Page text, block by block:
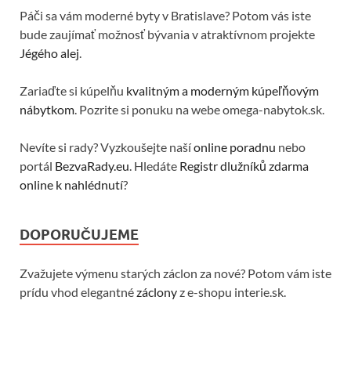
Páči sa vám moderné byty v Bratislave? Potom vás iste
bude zaujímať možnosť bývania v atraktívnom projekte
Jégého alej
Zariaďte si kúpelňu kvalitným a moderným kúpeľňovým
nábytkom . Pozrite si ponuku na webe omega-nabytok.sk.
Nevíte si rady? Vyzkoušejte našíonline poradnu nebo
portál BezvaRady.eu . Hledáte Registr dlužníků zdarma
online k nahlédnutí?
DOPORUČUJEME
Zvažujete výmenu starých záclon za nové? Potom vám iste
prídu vhod elegantnézáclonyz e-shopu interie.sk.